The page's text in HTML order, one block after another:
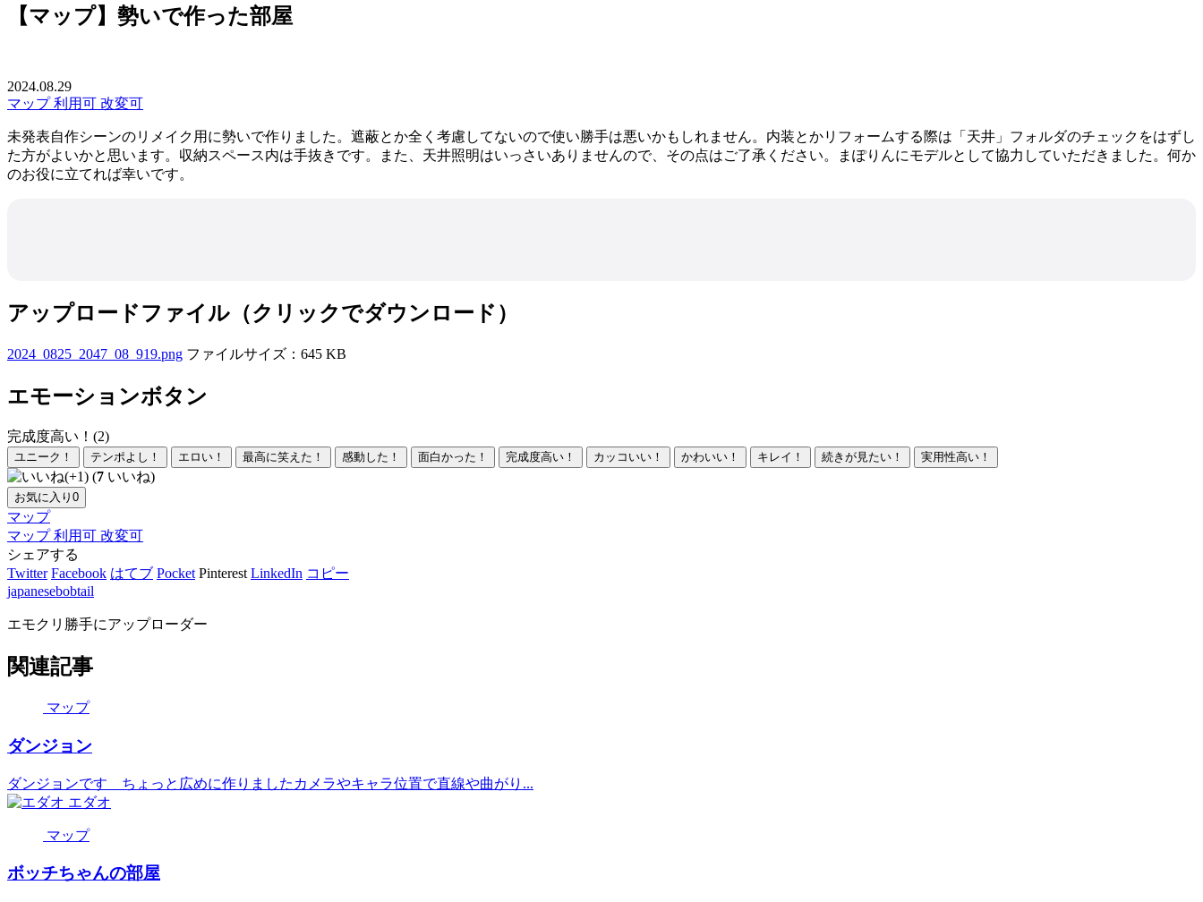
【マップ】勢いで作った部屋
2024.08.29
マップ利用可 改変可
未発表自作シーンのリメイク用に勢いで作りました。遮蔽とか全く考慮してないので使い勝手は悪いかもしれません。内装とかリフォームする際は「天井」フォルダのチェックをはずし
た方がよいかと思います。収納スペース内は手抜きです。また、天井照明はいっさいありませんので、その点はご了承ください。まぽりんにモデルとして協力していただきました。何か
のお役に立てれば幸いです。
アップロードファイル（クリックでダウンロード）
2024_0825_2047_08_919.png ファイルサイズ：645 KB
エモーションボタン
完成度高い！(2)
ユニーク！ テンポよし！ エロい！ 最高に笑えた！ 感動した！ 面白かった！ 完成度高い！ カッコいい！ かわいい！ キレイ！ 続きが見たい！ 実用性高い！
(7 いいね)
お気に入り 0
マップ
マップ利用可 改変可
シェアする
Twitter Facebook はてブ Pocket Pinterest LinkedIn コピー
japanesebobtail
エモクリ勝手にアップローダー
関連記事
マップ
ダンジョン
ダンジョンです ちょっと広めに作りましたカメラやキャラ位置で直線や曲がり...
エダオ
マップ
ボッチちゃんの部屋